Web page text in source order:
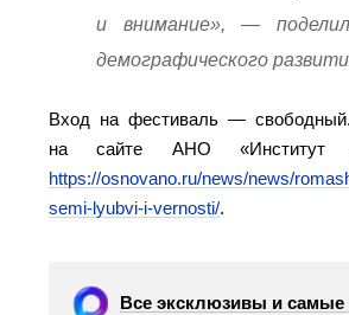
и внимание», —
демографического
Вход на фестиваль —
на сайте АНО «Институт
https://osnovano.ru/news/news/
semi-lyubvi-i-vernosti/.
Все эксклюзивы и самые